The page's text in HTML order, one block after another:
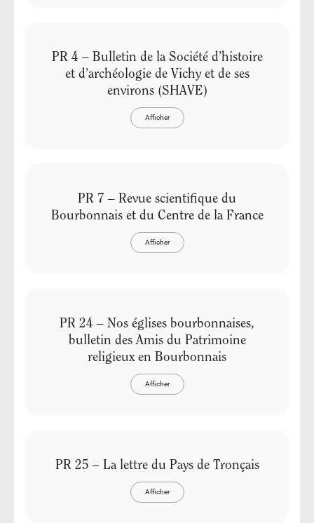
PR 4 – Bulletin de la Société d’histoire
et d’archéologie de Vichy et de ses
environs (SHAVE)
Afficher
PR 7 – Revue scientifique du
Bourbonnais et du Centre de la France
Afficher
PR 24 – Nos églises bourbonnaises,
bulletin des Amis du Patrimoine
religieux en Bourbonnais
Afficher
PR 25 – La lettre du Pays de Tronçais
Afficher